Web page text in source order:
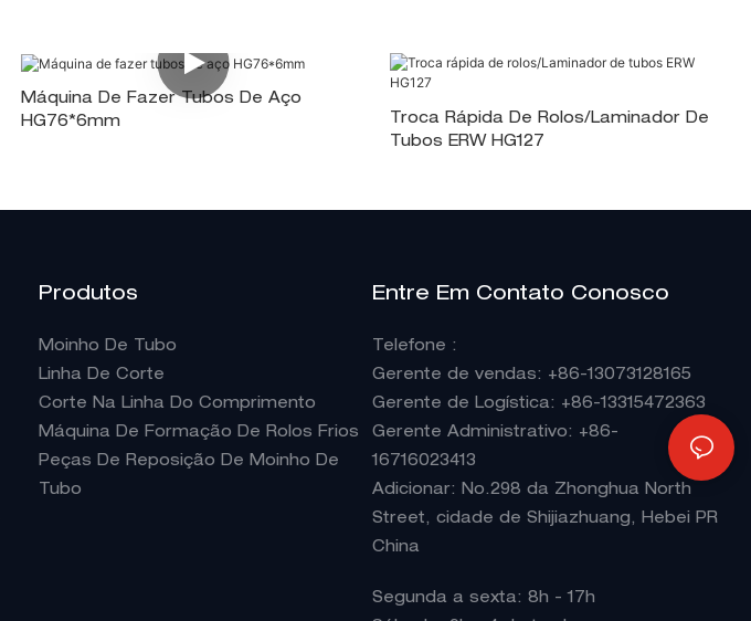
Máquina De Fazer Tubos De Aço
HG76*6mm
Troca Rápida De Rolos/Laminador De
Tubos ERW HG127
Produtos
Moinho De Tubo
Linha De Corte
Corte Na Linha Do Comprimento
Máquina De Formação De Rolos Frios
Peças De Reposição De Moinho De
Tubo
Entre Em Contato Conosco
Telefone :
Gerente de vendas: +86-13073128165
Gerente de Logística: +86-13315472363
Gerente Administrativo: +86-
16716023413
Adicionar: No.298 da Zhonghua North
Street, cidade de Shijiazhuang, Hebei PR
China
Segunda a sexta: 8h - 17h